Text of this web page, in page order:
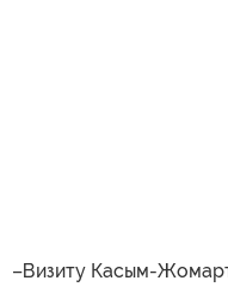
–Визиту Касым-